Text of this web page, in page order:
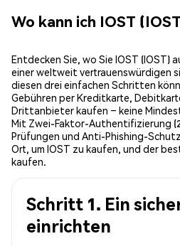
Wo kann ich IOST
Entdecken Sie, wo Sie IOST (IOST)
einer weltweit vertrauenswürdigen
diesen drei einfachen Schritten
Gebühren per Kreditkarte,
Drittanbieter kaufen – keine
Mit Zwei-Faktor-Authentifizierung
Prüfungen und Anti-Phishing-
Ort, um IOST zu kaufen, und der
kaufen.
Schritt 1. Ein
einrichten